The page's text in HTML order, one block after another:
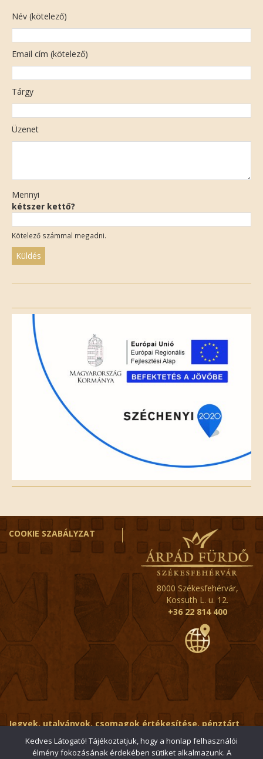
Név (kötelező)
Email cím (kötelező)
Tárgy
Üzenet
Mennyi
kétszer kettő?
Kötelező számmal megadni.
field
empty.
COOKIE SZABÁLYZAT
8000 Székesfehérvár,
Kossuth L. u. 12.
+36 22 814 400
Jegyek, utalványok, csomagok értékesítése, pénztárt
Kedves Látogató! Tájékoztatjuk, hogy a honlap felhasználói
élmény fokozásának érdekében sütiket alkalmazunk. A